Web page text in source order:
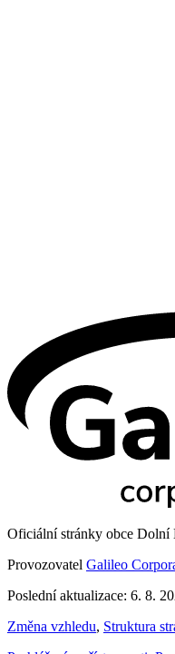
Oficiální stránky obce
Provozovatel Galileo
Poslední aktualizace: 6. 8.
Změna vzhledu, Struktura